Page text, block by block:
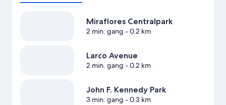
Miraflores Centralpark
2 min. gang - 0.2 km
Larco Avenue
2 min. gang - 0.2 km
John F. Kennedy Park
3 min. gang - 0.3 km